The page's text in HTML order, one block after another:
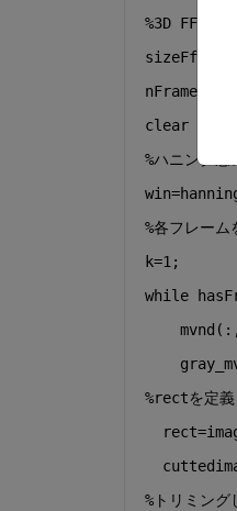
%3D FFTの
nFrames=24;
clear
%ハニング窓
%各フレー
k=1;
while
%rectを定義
%トリミン